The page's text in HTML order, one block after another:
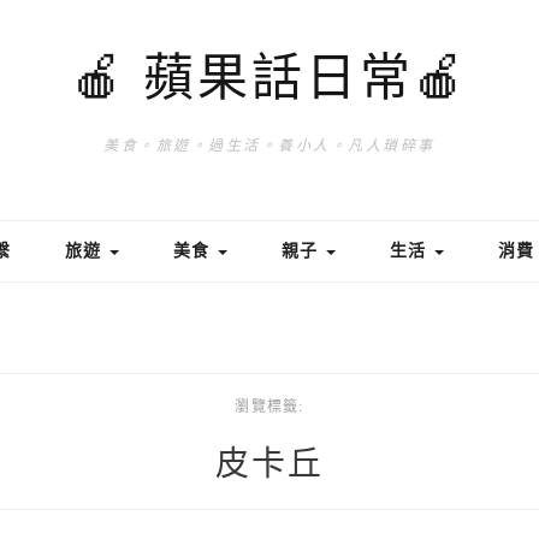
🍎 蘋果話日常🍎
美食。旅遊。過生活。養小人。凡人瑣碎事
旅遊 美食 親子 生活 消費
瀏覽標籤:
皮卡丘